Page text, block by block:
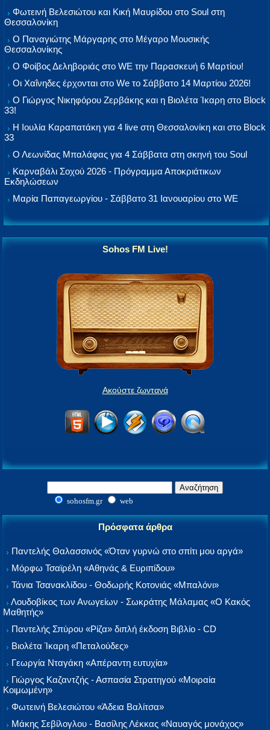
Φωτεινή Βελεσιώτου και Κική Μαυρίδου στο Soul στη
Θεσσαλονίκη
Ο Παναγιώτης Μάργαρης στο Μέγαρο Μουσικής
Θεσσαλονίκης
Ο Φοίβος Δεληβοριάς στο WE την Παρασκευή 6 Μαρτίου!
Οι Χαΐνηδες έρχονται στο We το Σάββατο 14 Μαρτίου 2026!
Ο Γιώργος Νικηφόρου Ζερβάκης και η Βιολέτα Ίκαρη στο Block
33!
Η Ιουλία Καραπατάκη για 4 live στη Θεσσαλονίκη και στο Block
33
Ο Λεωνίδας Μπαλάφας για 4 Σάββατα στη σκηνή του Soul
Καρναβάλι Σοχού 2026 - Πρόγραμμα Αποκριάτικων
Εκδηλώσεων
Μαρία Παπαγεωργίου - Σάββατο 31 Ιανουαρίου στο WE
Sohos FM Live!
Ακούστε ζωντανά
sohosfm.gr web
Πρόσφατα άρθρα
Παντελής Θαλασσινός «Όταν γυρνώ στο σπίτι μου αργά»
Μόρφω Τσαϊρέλη «Αθηνάς & Ευριπίδου»
Τάνια Τσανακλίδου - Θοδωρής Κοτονιάς «Μπαλόνι»
Λουδοβίκος των Ανωγείων - Σωκράτης Μάλαμας «Ο Κακός
Μαθητής»
Παντελής Σπύρου «Ρίζα» διπλή έκδοση Βιβλίο - CD
Βιολέτα Ίκαρη «Πεταλούδες»
Γεωργία Νταγάκη «Aπέραντη ευτυχία»
Γιώργος Καζαντζής - Ασπασία Στρατηγού «Μοιραία
Κοιμωμένη»
Φωτεινή Βελεσιώτου «Άδεια Βαλίτσα»
Μάκης Σεβίλογλου - Βασίλης Λέκκας «Ναυαγός μονάχος»